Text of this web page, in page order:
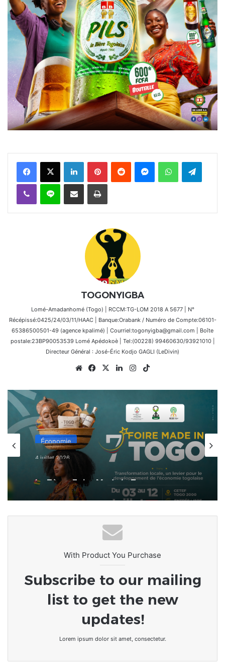
FacebookX Linkedin PinterestReddit MessengerWhatsAppTelegram
Viber Ligne Partager par email Imprimer
TOGONYIGBA
Lomé-Amadanhomé (Togo) | RCCM:TG-LOM 2018 A 5677 | N°
Récépissé:0425/24/03/11/HAAC | Banque:Orabank / Numéro de Compte:06101-
65386500501-49 (agence kpalimé) | Courriel:togonyigba@gmail.com | Boîte
postale:23BP90053539 Lomé Apédokoè | Tel:(00228) 99460630/93921010 |
Directeur Général : José-Éric Kodjo GAGLI (LeDivin)
WebsiteFacebook
X LinkedinInstagram
Économie
4 juillet 2026
La 7ème Foire Made in Togo au
CETEF Togo 2000 bat déjà son plein
With Product You Purchase
Subscribe to our mailing
list to get the new
updates!
Lorem ipsum dolor sit amet, consectetur.